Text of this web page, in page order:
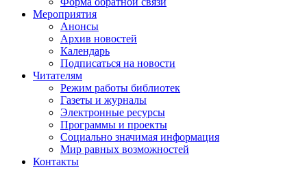
Мероприятия
Анонсы
Архив новостей
Календарь
Подписаться на новости
Читателям
Режим работы библиотек
Газеты и журналы
Электронные ресурсы
Программы и проекты
Социально значимая информация
Мир равных возможностей
Контакты